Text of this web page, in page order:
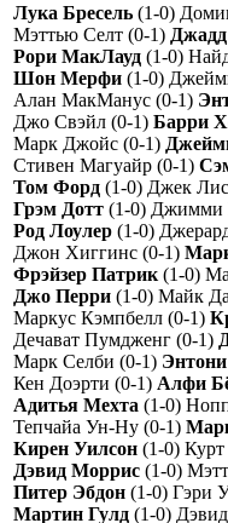
Лука Бресель (1-0)
Мэттью Селт (0-1)
Рори МакЛауд (1-0)
Шон Мерфи (1-0)
Алан МакМанус (0-1)
Джо Свэйл (0-1) Барри
Марк Джойс (0-1)
Стивен Магуайр (0-1)
Том Форд (1-0) Джек
Грэм Дотт (1-0) Джимми
Род Лоулер (1-0)
Джон Хиггинс (0-1)
Фрэйзер Патрик (1-0)
Джо Перри (1-0) Майк
Маркус Кэмпбелл (0-1)
Дечават Пумдженг (0-1)
Марк Селби (0-1)
Кен Доэрти (0-1) Алфи
Адитья Мехта (1-0)
Тепчайа Ун-Ну (0-1)
Кирен Уилсон (1-0)
Дэвид Моррис (1-0)
Питер Эбдон (1-0) Гэри
Мартин Гулд (1-0)